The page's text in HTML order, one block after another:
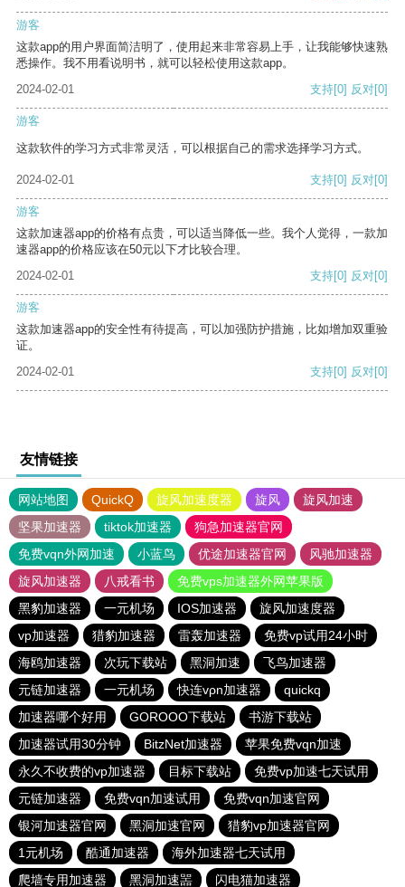
游客
这款app的用户界面简洁明了，使用起来非常容易上手，让我能够快速熟
悉操作。我不用看说明书，就可以轻松使用这款app。
2024-02-01
支持[0] 反对[0]
游客
这款软件的学习方式非常灵活，可以根据自己的需求选择学习方式。
2024-02-01 支持[0] 反对[0]
游客
这款加速器app的价格有点贵，可以适当降低一些。我个人觉得，一款加
速器app的价格应该在50元以下才比较合理。
2024-02-01
支持[0] 反对[0]
游客
这款加速器app的安全性有待提高，可以加强防护措施，比如增加双重验
证。
2024-02-01
支持[0] 反对[0]
友情链接
网站地图 QuickQ 旋风加速度器 旋风
旋风加速
坚果加速器
tiktok加速器
狗急加速器官网
免费vqn外网加速
小蓝鸟 优途加速器官网
风驰加速器
旋风加速器
八戒看书
免费vps加速器外网苹果版
黑豹加速器
一元机场 IOS加速器
旋风加速度器
vp加速器
猎豹加速器 雷轰加速器
免费vp试用24小时
海鸥加速器
次玩下载站 黑洞加速
飞鸟加速器
元链加速器
一元机场 快连vρn加速器
quickq
加速器哪个好用
GOROOO下载站
书游下载站
加速器试用30分钟
BitzNet加速器
苹果免费vqn加速
永久不收费的vp加速器
目标下载站
免费vp加速七天试用
元链加速器
免费vqn加速试用
免费vqn加速官网
银河加速器官网
黑洞加速官网
猎豹vp加速器官网
1元机场
酷通加速器
海外加速器七天试用
爬墙专用加速器
黑洞加速噐 闪电猫加速器